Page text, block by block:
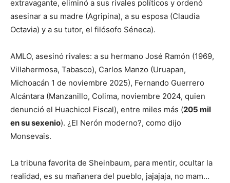
extravagante, eliminó a sus rivales políticos y ordenó
asesinar a su madre (Agripina), a su esposa (Claudia
Octavia) y a su tutor, el filósofo Séneca).
AMLO, asesinó rivales: a su hermano José Ramón (1969,
Villahermosa, Tabasco), Carlos Manzo (Uruapan,
Michoacán 1 de noviembre 2025), Fernando Guerrero
Alcántara (Manzanillo, Colima, noviembre 2024, quien
denunció el Huachicol Fiscal), entre miles más (205 mil
en su sexenio). ¿El Nerón moderno?, como dijo
Monsevais.
La tribuna favorita de Sheinbaum, para mentir, ocultar la
realidad, es su mañanera del pueblo, jajajaja, no mam…